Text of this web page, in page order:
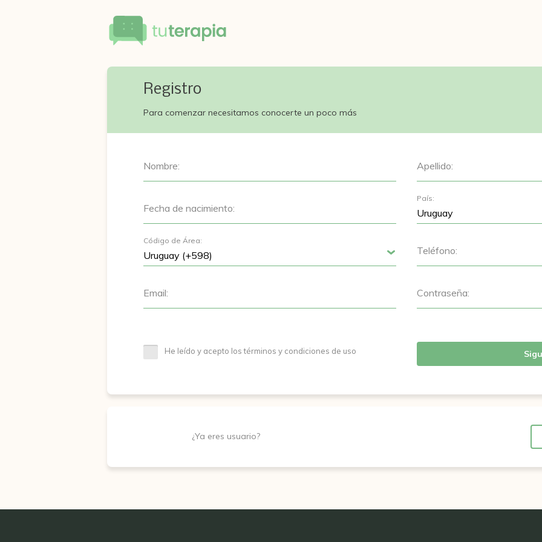
Registro
Para comenzar necesitamos conocerte un poco más
Nombre: Apellido:
Fecha de nacimiento:
País:
Código de Área:
Teléfono:
Email: Contraseña:
He leído y acepto los términos y condiciones de uso
¿Ya eres usuario?